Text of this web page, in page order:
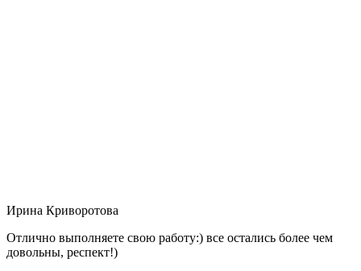
Ирина Криворотова
Отлично выполняете свою работу:) все остались более чем
довольны, респект!)